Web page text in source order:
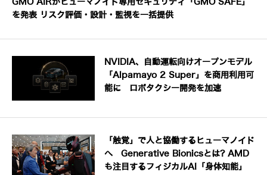
GMO AIRがヒューマノイド専用セキュリティ「GMO SAFE」
を発表 リスク評価・設計・監視を一括提供
NVIDIA、自動運転向けオープンモデル
「Alpamayo 2 Super」を商用利用可
能に ロボタクシー開発を加速
「触覚」で人と協働するヒューマノイド
へ Generative Bionicsとは? AMD
も注目するフィジカルAI「身体知能」